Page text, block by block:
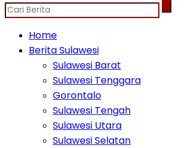
Home
Berita Sulawesi
Sulawesi Barat
Sulawesi Tenggara
Gorontalo
Sulawesi Tengah
Sulawesi Utara
Sulawesi Selatan